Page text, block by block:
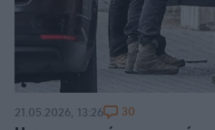
21.05.2026, 13:26 30